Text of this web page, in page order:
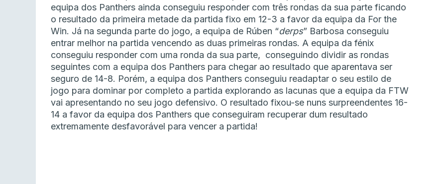
equipa dos Panthers ainda conseguiu responder com três rondas da sua parte ficando
o resultado da primeira metade da partida fixo em 12-3 a favor da equipa da For the
Win. Já na segunda parte do jogo, a equipa de Rúben “derps” Barbosa conseguiu
entrar melhor na partida vencendo as duas primeiras rondas. A equipa da fénix
conseguiu responder com uma ronda da sua parte, conseguindo dividir as rondas
seguintes com a equipa dos Panthers para chegar ao resultado que aparentava ser
seguro de 14-8. Porém, a equipa dos Panthers conseguiu readaptar o seu estilo de
jogo para dominar por completo a partida explorando as lacunas que a equipa da FTW
vai apresentando no seu jogo defensivo. O resultado fixou-se nuns surpreendentes 16-
14 a favor da equipa dos Panthers que conseguiram recuperar dum resultado
extremamente desfavorável para vencer a partida!